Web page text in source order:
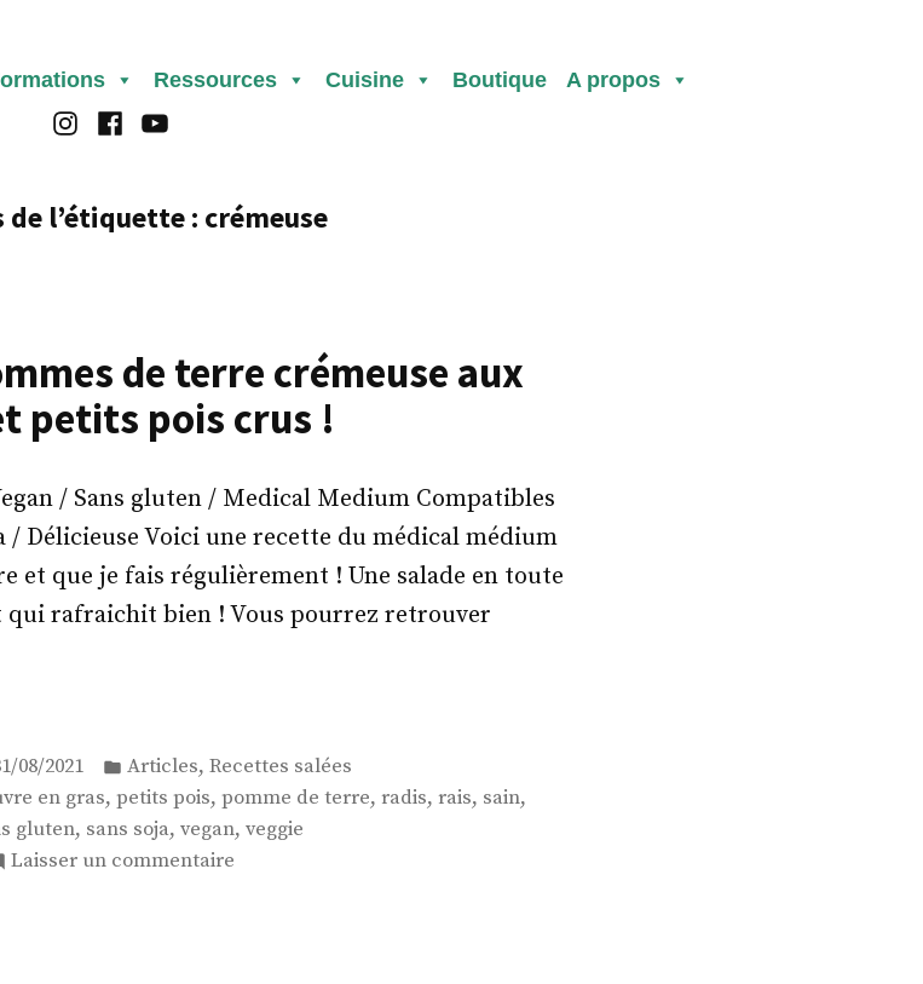
Ressources Cuisine Boutique A propos
Instagram
Facebook
Youtube
de l’étiquette : crémeuse
de terre crémeuse aux
petits pois crus !
/ Sans gluten / Medical Medium Compatibles
/ Délicieuse Voici une recette du médical médium
que je fais régulièrement ! Une salade en toute
rafraichit bien ! Vous pourrez retrouver
08/2021
Publié
dans
Articles, Recettes salées
en gras, petits pois, pomme de terre, radis, rais, sain,
gluten, sans soja, vegan, veggie
Laisser un commentairesur